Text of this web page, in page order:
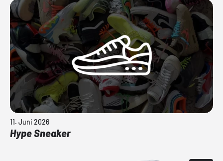
11. Juni 2026
Hype Sneaker